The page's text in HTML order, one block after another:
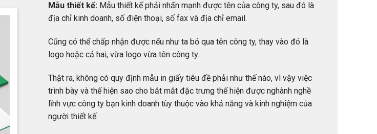
Mẫu thiết kế: Mẫu thiết kế phải nhấn mạnh được tên của công ty, sau đó là
địa chỉ kinh doanh, số điện thoại, số fax và địa chỉ email.
Cũng có thể chấp nhận được nếu như ta bỏ qua tên công ty, thay vào đó là
logo hoặc cả hai, vừa logo vừa tên công ty.
Thật ra, không có quy định mẫu in giấy tiêu đề phải như thế nào, vì vậy việc
trình bày và thế hiện sao cho bắt mắt đặc trưng thế hiện được nghành nghề
lĩnh vực công ty bạn kinh doanh tùy thuộc vào khả năng và kinh nghiệm của
người thiết kế.